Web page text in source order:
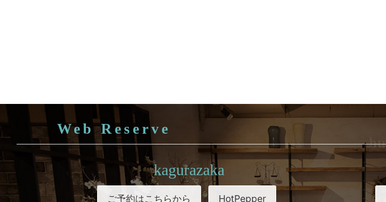
Web Reserve
kagurazaka
ご予約はこちらから HotPepper